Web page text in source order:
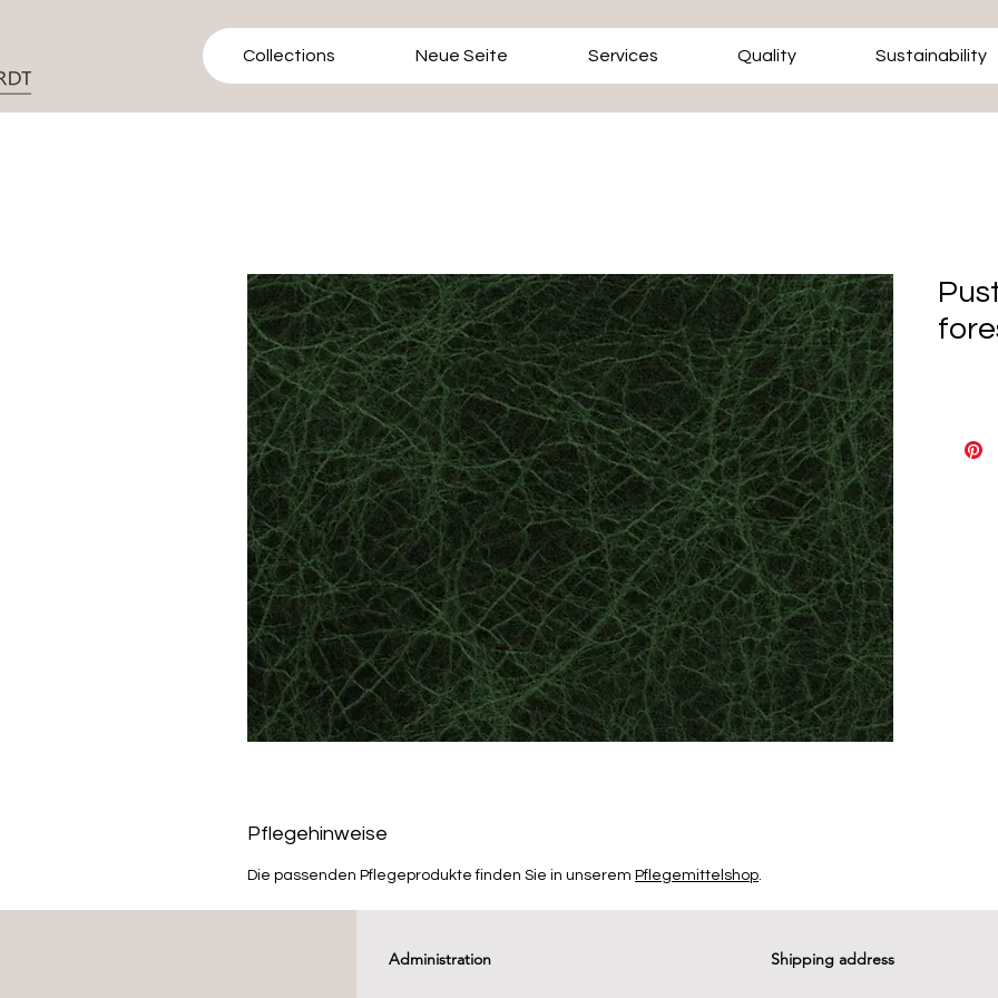
Collections Neue Seite Services Quality Sustainability
Pflegehinweise
Die passenden Pflegeprodukte finden Sie in unserem Pflegemittelshop.
Administration Shipping address